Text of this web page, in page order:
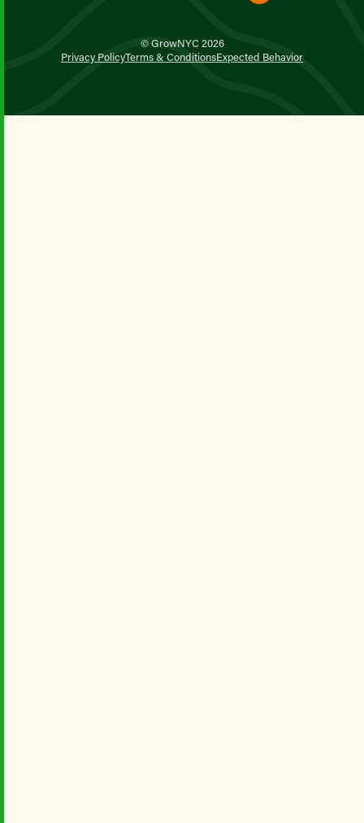
© GrowNYC 2026
Privacy PolicyTerms & ConditionsExpected Behavior